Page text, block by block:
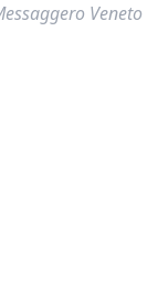
Veneto